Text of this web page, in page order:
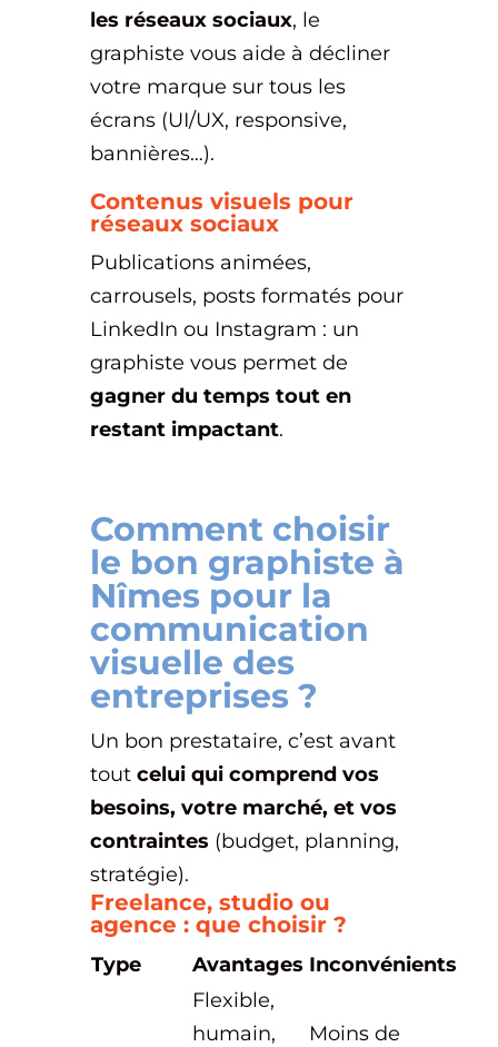
les réseaux sociaux, le
graphiste vous aide à décliner
votre marque sur tous les
écrans (UI/UX, responsive,
bannières…).
Contenus visuels pour
réseaux sociaux
Publications animées,
carrousels, posts formatés pour
LinkedIn ou Instagram : un
graphiste vous permet de
gagner du temps tout en
restant impactant.
Comment choisir
le bon graphiste à
Nîmes pour la
communication
visuelle des
entreprises ?
Un bon prestataire, c’est avant
tout celui qui comprend vos
besoins, votre marché, et vos
contraintes (budget, planning,
stratégie).
Freelance, studio ou
agence : que choisir ?
Type Avantages Inconvénients
Flexible,
humain,
Moins de